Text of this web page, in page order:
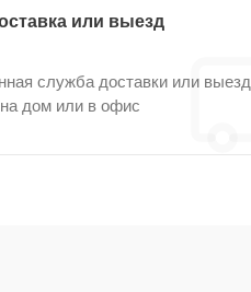
или выезд
служба доставки или выезд
дом или в офис